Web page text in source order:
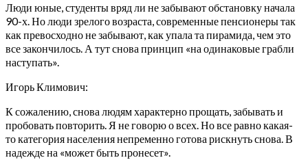
Люди юные, студенты вряд ли не забывают обстановку начала
90-х. Но люди зрелого возраста, современные пенсионеры так
как превосходно не забывают, как упала та пирамида, чем это
все закончилось. А тут снова принцип «на одинаковые грабли
наступать».
Игорь Климович:
К сожалению, снова людям характерно прощать, забывать и
пробовать повторить. Я не говорю о всех. Но все равно какая-
то категория населения непременно готова рискнуть снова. В
надежде на «может быть пронесет».